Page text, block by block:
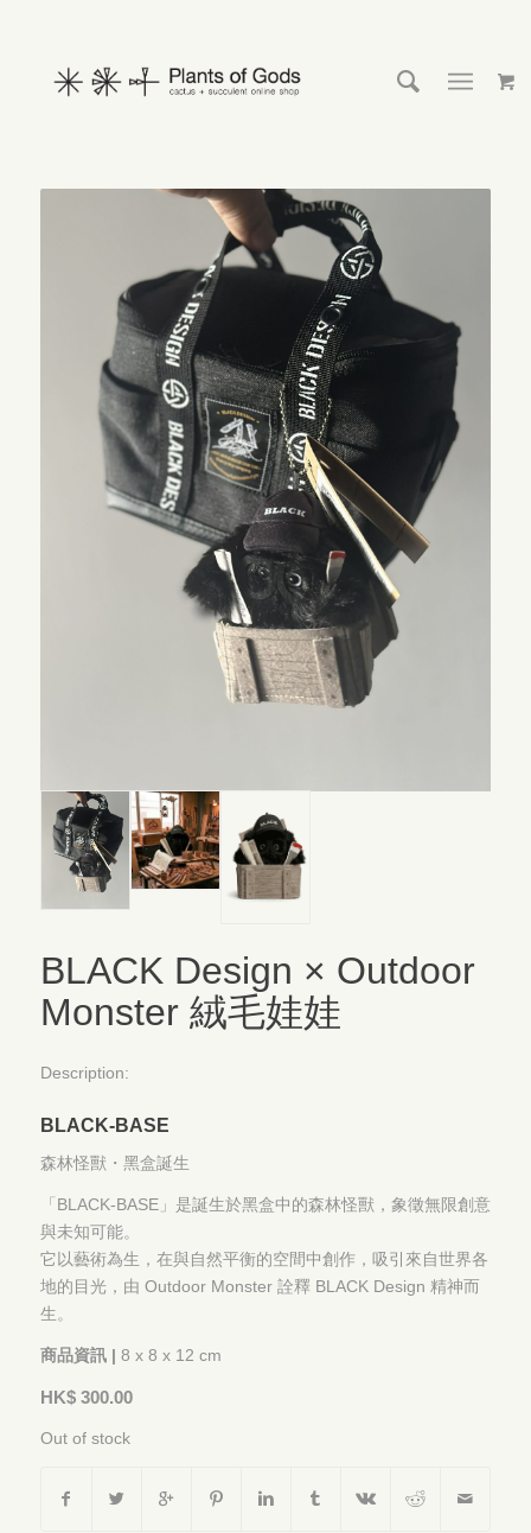
BLACK Design × Outdoor
Monster 絨毛娃娃
Description:
BLACK-BASE
森林怪獸・黑盒誕生
「BLACK-BASE」是誕生於黑盒中的森林怪獸，象徵無限創意
與未知可能。
它以藝術為生，在與自然平衡的空間中創作，吸引來自世界各
地的目光，由 Outdoor Monster 詮釋 BLACK Design 精神而
生。
商品資訊 | 8 x 8 x 12 cm
HK$300.00
Out of stock